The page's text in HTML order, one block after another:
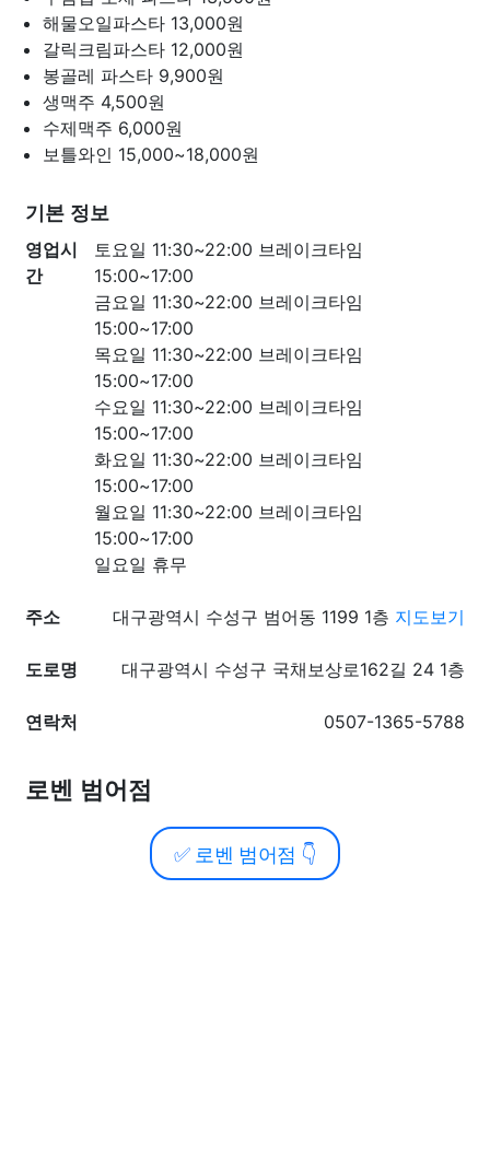
해물오일파스타 13,000원
갈릭크림파스타 12,000원
봉골레 파스타 9,900원
생맥주 4,500원
수제맥주 6,000원
보틀와인 15,000~18,000원
기본 정보
영업시
간
토요일 11:30~22:00 브레이크타임
15:00~17:00
금요일 11:30~22:00 브레이크타임
15:00~17:00
목요일 11:30~22:00 브레이크타임
15:00~17:00
수요일 11:30~22:00 브레이크타임
15:00~17:00
화요일 11:30~22:00 브레이크타임
15:00~17:00
월요일 11:30~22:00 브레이크타임
15:00~17:00
일요일 휴무
주소 대구광역시 수성구 범어동 1199 1층 지도보기
도로명 대구광역시 수성구 국채보상로162길 24 1층
연락처 0507-1365-5788
로벤 범어점
✅ 로벤 범어점 👇